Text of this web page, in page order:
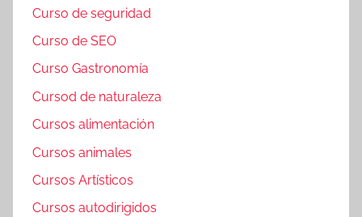
Curso de seguridad
Curso de SEO
Curso Gastronomía
Cursod de naturaleza
Cursos alimentación
Cursos animales
Cursos Artísticos
Cursos autodirigidos